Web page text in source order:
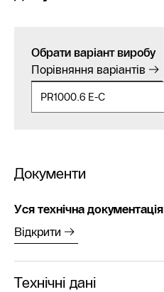
Обрати варіант виробу
Порівняння варіантів
Документи
Уся технічна документація
Відкрити
Технічні дані